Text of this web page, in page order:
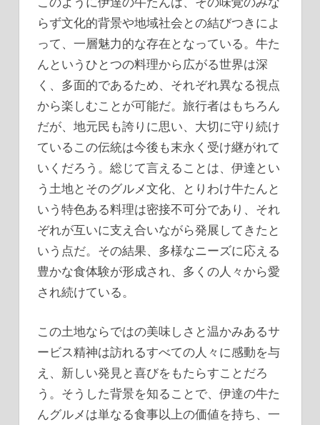
らず文化的背景や地域社会との結びつきによ
って、一層魅力的な存在となっている。牛た
んというひとつの料理から広がる世界は深
く、多面的であるため、それぞれ異なる視点
から楽しむことが可能だ。旅行者はもちろん
だが、地元民も誇りに思い、大切に守り続け
ているこの伝統は今後も末永く受け継がれて
いくだろう。総じて言えることは、伊達とい
う土地とそのグルメ文化、とりわけ牛たんと
いう特色ある料理は密接不可分であり、それ
ぞれが互いに支え合いながら発展してきたと
いう点だ。その結果、多様なニーズに応える
豊かな食体験が形成され、多くの人々から愛
され続けている。
この土地ならではの美味しさと温かみあるサ
ービス精神は訪れるすべての人々に感動を与
え、新しい発見と喜びをもたらすことだろ
う。そうした背景を知ることで、伊達の牛た
んグルメは単なる食事以上の価値を持ち、一